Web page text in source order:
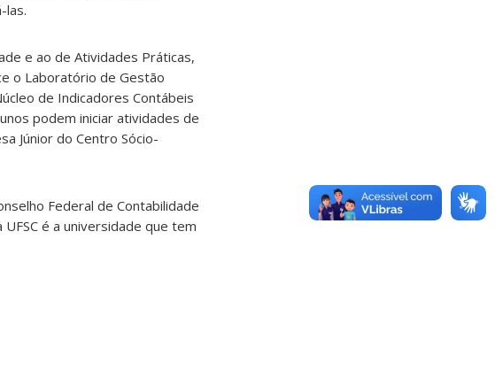
las.
e ao de Atividades Práticas,
o Laboratório de Gestão
de Indicadores Contábeis
podem iniciar atividades de
Júnior do Centro Sócio-
Federal de Contabilidade
é a universidade que tem